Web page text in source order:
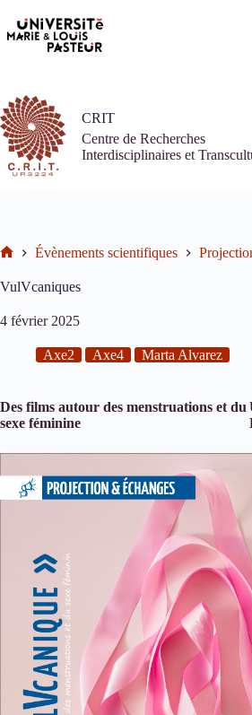
contenu
CRIT
Centre de Recherches
Interdisciplinaires et
Évènements scientifiques
VulVcaniques
4 février 2025
Axe2 Axe4 Marta Alvarez
Des films autour des menstruations et du
sexe féminine